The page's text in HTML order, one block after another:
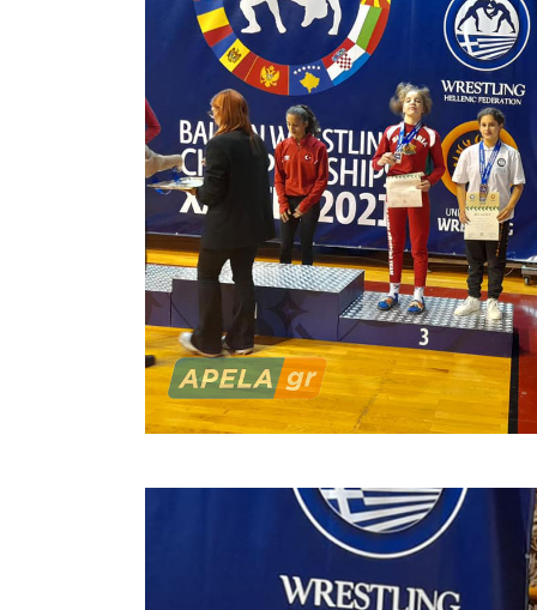
χάλκινα
Η